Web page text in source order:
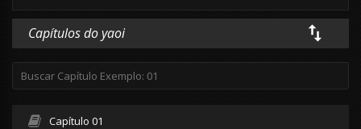
Capítulos do yaoi
Capítulo 01